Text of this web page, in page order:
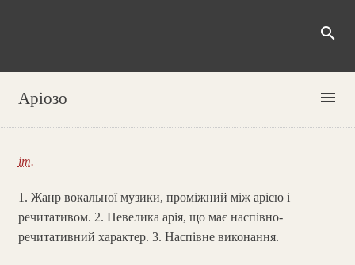
search
Аріозо menu
іт.
1. Жанр вокальної музики, проміжний між арією і
речитативом. 2. Невелика арія, що має наспівно-
речитативний характер. 3. Наспівне виконання.